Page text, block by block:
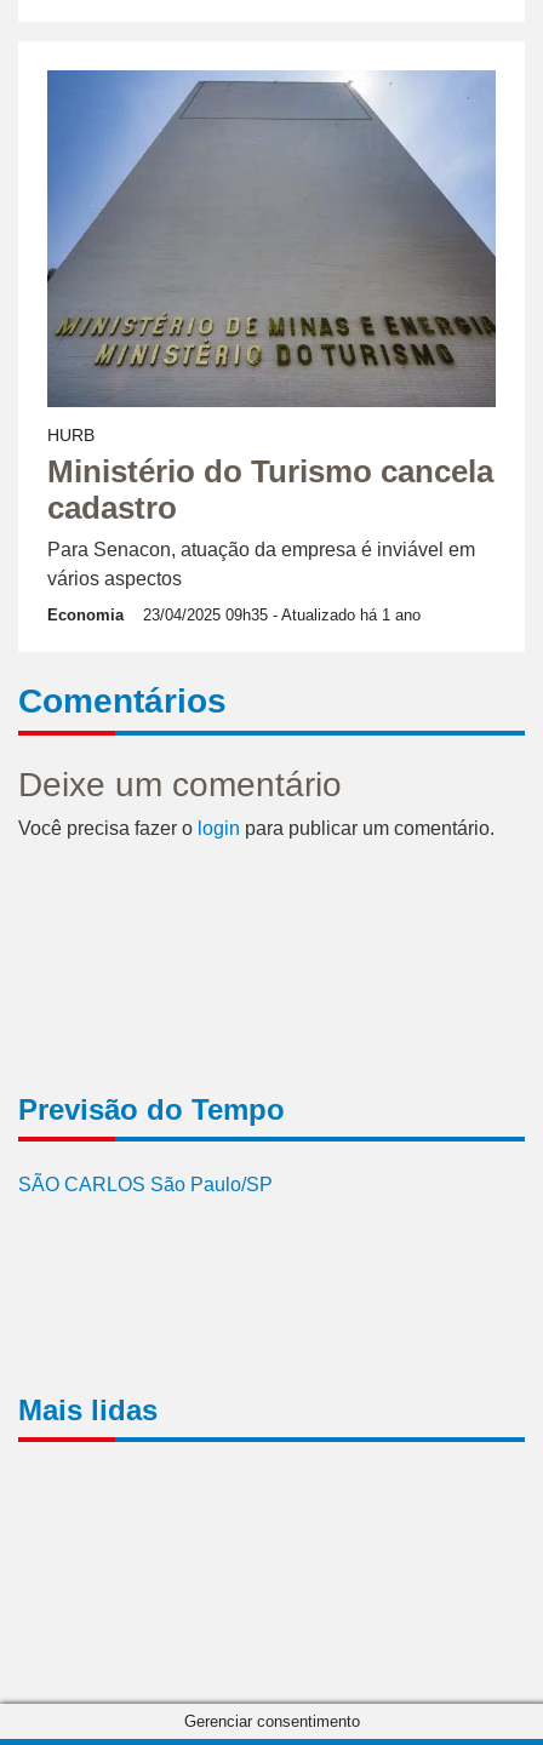
HURB
Ministério do Turismo cancela
cadastro
Para Senacon, atuação da empresa é inviável em
vários aspectos
Economia 23/04/2025 09h35 - Atualizado há 1 ano
Comentários
Deixe um comentário
Você precisa fazer o login para publicar um comentário.
Previsão do Tempo
SÃO CARLOS São Paulo/SP
Mais lidas
Gerenciar consentimento